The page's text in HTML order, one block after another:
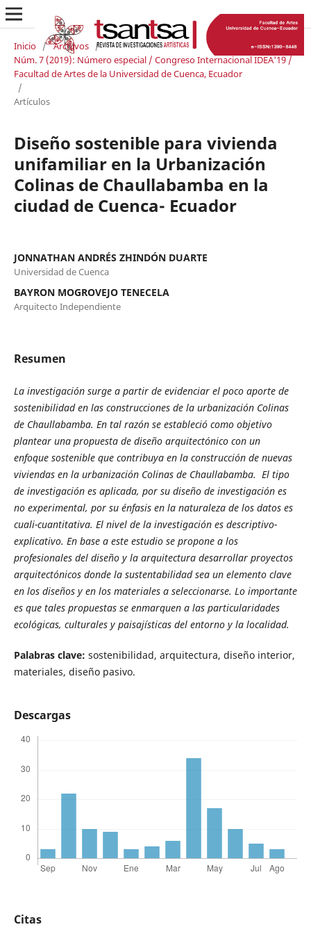
Inicio / Archivos /
Núm. 7 (2019): Número especial / Congreso Internacional IDEA'19 /
Facultad de Artes de la Universidad de Cuenca, Ecuador
/
Artículos
Diseño sostenible para vivienda
unifamiliar en la Urbanización
Colinas de Chaullabamba en la
ciudad de Cuenca- Ecuador
JONNATHAN ANDRÉS ZHINDÓN DUARTE
Universidad de Cuenca
BAYRON MOGROVEJO TENECELA
Arquitecto Independiente
Resumen
La investigación surge a partir de evidenciar el poco aporte de
sostenibilidad en las construcciones de la urbanización Colinas
de Chaullabamba. En tal razón se estableció como objetivo
plantear una propuesta de diseño arquitectónico con un
enfoque sostenible que contribuya en la construcción de nuevas
viviendas en la urbanización Colinas de Chaullabamba. El tipo
de investigación es aplicada, por su diseño de investigación es
no experimental, por su énfasis en la naturaleza de los datos es
cuali-cuantitativa. El nivel de la investigación es descriptivo-
explicativo. En base a este estudio se propone a los
profesionales del diseño y la arquitectura desarrollar proyectos
arquitectónicos donde la sustentabilidad sea un elemento clave
en los diseños y en los materiales a seleccionarse. Lo importante
es que tales propuestas se enmarquen a las particularidades
ecológicas, culturales y paisajísticas del entorno y la localidad.
Palabras clave: sostenibilidad, arquitectura, diseño interior,
materiales, diseño pasivo.
Descargas
Citas